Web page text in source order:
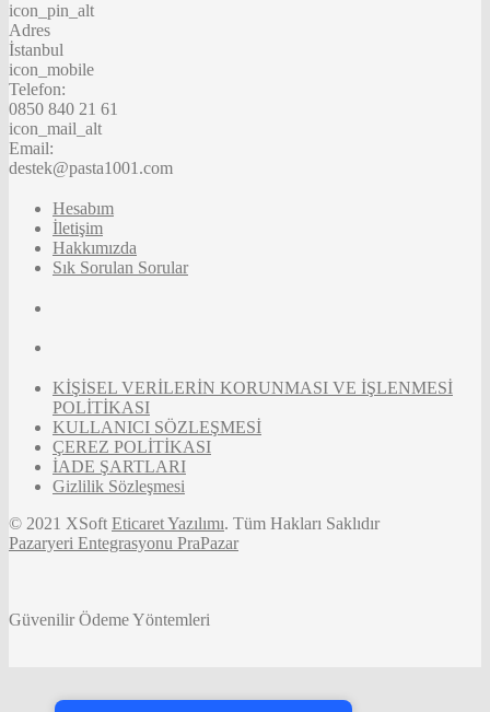
7/24 Canlı Destek
icon_pin_alt
Adres
İstanbul
icon_mobile
Telefon:
0850 840 21 61
icon_mail_alt
Email:
destek@pasta1001.com
Hesabım
İletişim
Hakkımızda
Sık Sorulan Sorular
KİŞİSEL VERİLERİN KORUNMASI VE İŞLENMESİ
POLİTİKASI
KULLANICI SÖZLEŞMESİ
ÇEREZ POLİTİKASI
İADE ŞARTLARI
Gizlilik Sözleşmesi
© 2021 XSoft Eticaret Yazılımı. Tüm Hakları Saklıdır
Pazaryeri Entegrasyonu PraPazar
Güvenilir Ödeme Yöntemleri